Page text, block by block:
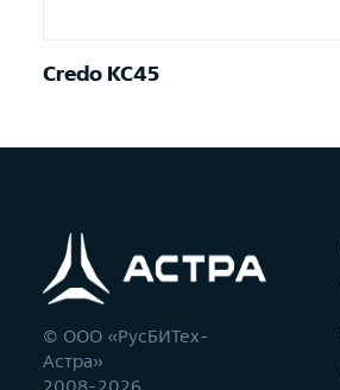
Credo KC45
© ООО «РусБИТех-
Астра»
2008-2026